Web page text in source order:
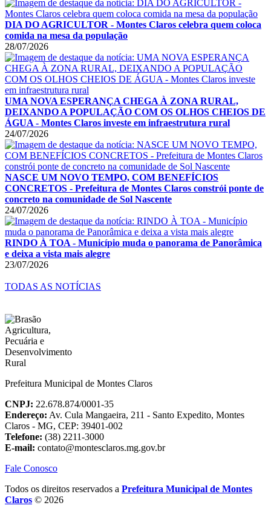
DIA DO AGRICULTOR - Montes Claros celebra quem coloca
comida na mesa da população
28/07/2026
UMA NOVA ESPERANÇA CHEGA À ZONA RURAL,
DEIXANDO A POPULAÇÃO COM OS OLHOS CHEIOS DE
ÁGUA - Montes Claros investe em infraestrutura rural
24/07/2026
NASCE UM NOVO TEMPO, COM BENEFÍCIOS
CONCRETOS - Prefeitura de Montes Claros constrói ponte de
concreto na comunidade de Sol Nascente
24/07/2026
RINDO À TOA - Município muda o panorama de Panorâmica
e deixa a vista mais alegre
23/07/2026
TODAS AS NOTÍCIAS
Prefeitura Municipal de Montes Claros
CNPJ: 22.678.874/0001-35
Endereço: Av. Cula Mangaeira, 211 - Santo Expedito, Montes
Claros - MG, CEP: 39401-002
Telefone: (38) 2211-3000
E-mail: contato@montesclaros.mg.gov.br
Fale Conosco
Todos os direitos reservados a Prefeitura Municipal de Montes
Claros © 2026